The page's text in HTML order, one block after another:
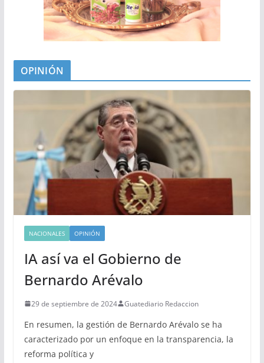
OPINIÓN
NACIONALES OPINIÓN
IA así va el Gobierno de
Bernardo Arévalo
29 de septiembre de 2024 Guatediario Redaccion
En resumen, la gestión de Bernardo Arévalo se ha
caracterizado por un enfoque en la transparencia, la
reforma política y